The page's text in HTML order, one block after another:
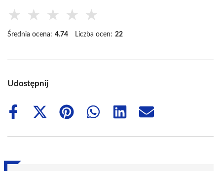
★ ★ ★ ★ ★
Średnia ocena: 4.74 Liczba ocen: 22
Udostępnij
Share
Share
(Twitter)
Share
Share
Share
Share